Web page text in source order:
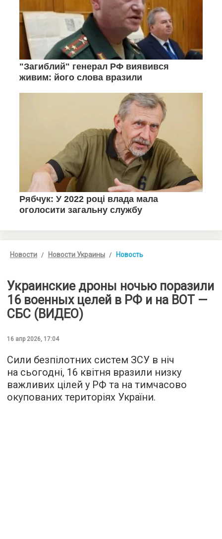
Новости Новости Украины Новость
Украинские дроны ночью поразили
16 военных целей в РФ и на ВОТ —
СБС (ВИДЕО)
16 апр 2026, 17:04
Сили безпілотних систем ЗСУ в ніч
на сьогодні, 16 квітня вразили низку
важливих цілей у РФ та на тимчасово
окупованих територіях України.